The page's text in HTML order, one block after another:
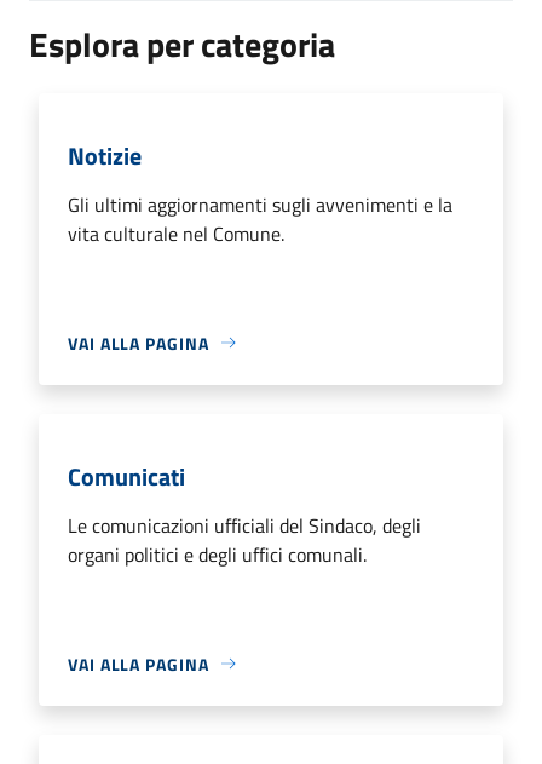
Esplora per categoria
Notizie
Gli ultimi aggiornamenti sugli avvenimenti e la
vita culturale nel Comune.
VAI ALLA PAGINA
Comunicati
Le comunicazioni ufficiali del Sindaco, degli
organi politici e degli uffici comunali.
VAI ALLA PAGINA